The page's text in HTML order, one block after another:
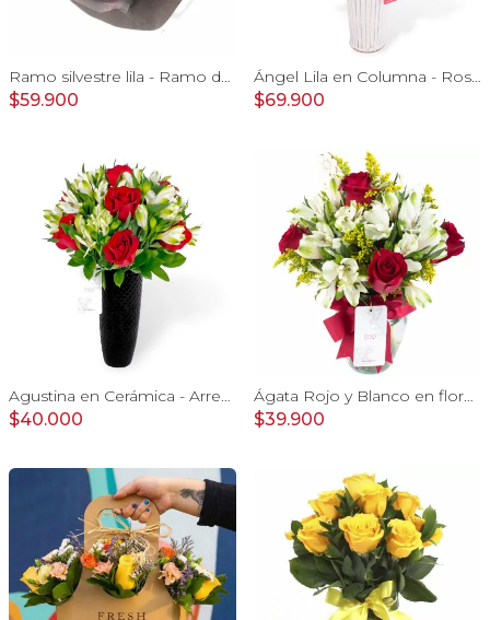
Ramo silvestre lila - Ramo de flores circular con rosas, claveles, astromelias, mini rosas e hypericum rosado
$59.900
Ángel Lila en Columna - Rosas lilas y astromelias
$69.900
Agustina en Cerámica - Arreglo 10 rosas rojo y astromeliass
$40.000
Ágata Rojo y Blanco en florero - rosas y astromelias
$39.900